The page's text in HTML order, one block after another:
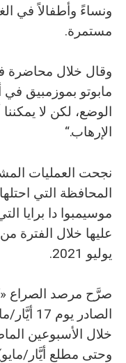
ونساءً وأطفالاً في
مستمرة.
وقال خلال محاضرة
مابوتو بموزمبيق في
الوضع، لكن لا
الإرهاب.“
نجحت العمليات
المحافظة التي
موسيمبوا دا برايا
يوليو 2021.
صرَّح مرصد الصراع
الصادر
خلال الأسبوعين
وحتى مطلع أيَّار/